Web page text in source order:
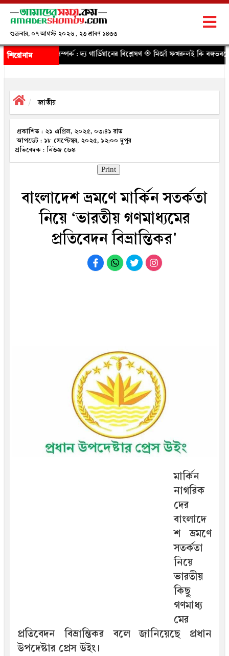
শুক্রবার, ০৭ আগস্ট ২০২৬ , ২৩ শ্রাবণ ১৪৩৩
শিরোনাম
: দ্য গার্ডিয়ানের বিশ্লেষণ◈ মির্জা ফখরুলই কি বঙ্গভবনের নতুন বাসিন্দা
জাতীয়
প্রকাশিত : ২১ এপ্রিল, ২০২৫, ০৩:৪১ রাত
আপডেট : ১৮ সেপ্টেম্বর, ২০২৫, ১২:০০ দুপুর
প্রতিবেদক : নিউজ ডেস্ক
Print
বাংলাদেশ ভ্রমণে মার্কিন সতর্কতা
নিয়ে ‘ভারতীয় গণমাধ্যমের
প্রতিবেদন বিভ্রান্তিকর'
মার্কিন
নাগরিক
দের
বাংলাদে
শ ভ্রমণে
সতর্কতা
নিয়ে
ভারতীয়
কিছু
গণমাধ্য
মের
প্রতিবেদন বিভ্রান্তিকর বলে জানিয়েছে প্রধান
উপদেষ্টার প্রেস উইং।